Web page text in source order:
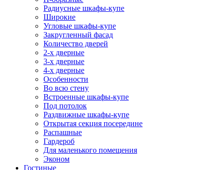
Радиусные шкафы-купе
Широкие
Угловые шкафы-купе
Закругленный фасад
Количество дверей
2-х дверные
3-х дверные
4-х дверные
Особенности
Во всю стену
Встроенные шкафы-купе
Под потолок
Раздвижные шкафы-купе
Открытая секция посередине
Распашные
Гардероб
Для маленького помещения
Эконом
Гостиные